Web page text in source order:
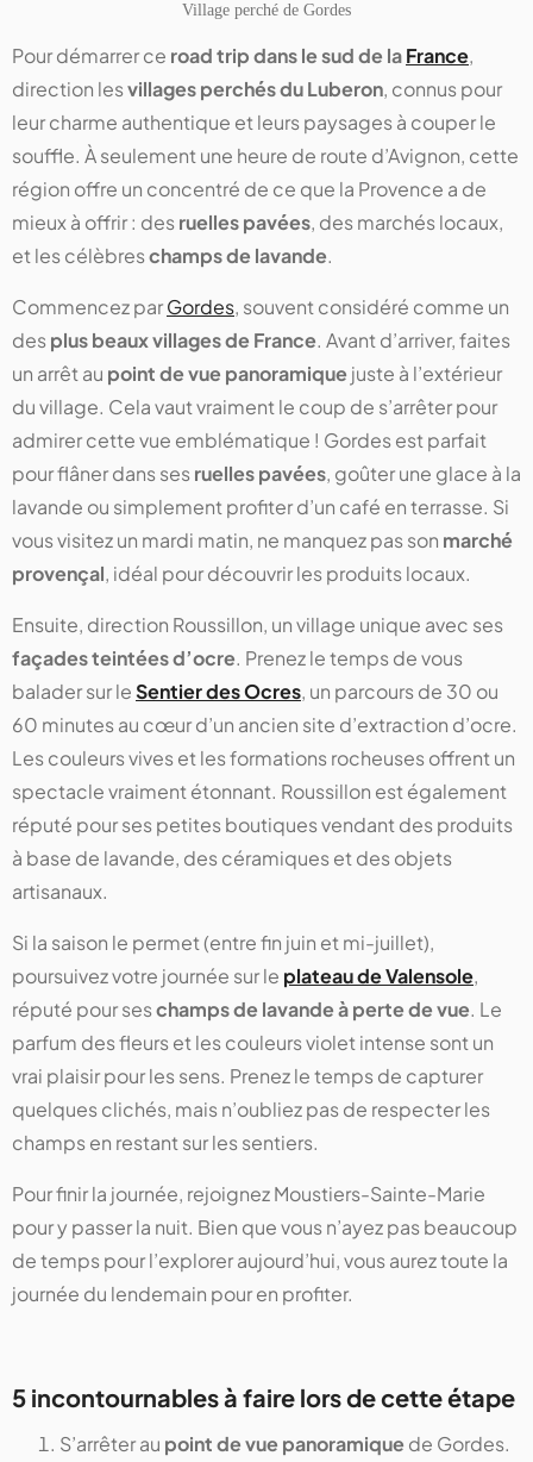
Village perché de Gordes
Pour démarrer ce road trip dans le sud de laFrance,
direction lesvillages perchés du Luberon, connus pour
leur charme authentique et leurs paysages à couper le
souffle. À seulement une heure de route d’Avignon, cette
région offre un concentré de ce que la Provence a de
mieux à offrir : desruelles pavées, des marchés locaux,
et les célèbreschamps de lavande.
Commencez parGordes, souvent considéré comme un
desplus beaux villages de France. Avant d’arriver, faites
un arrêt au point de vue panoramiquejuste à l’extérieur
du village. Cela vaut vraiment le coup de s’arrêter pour
admirer cette vue emblématique ! Gordes est parfait
pour flâner dans sesruelles pavées, goûter une glace à la
lavande ou simplement profiter d’un café en terrasse. Si
vous visitez un mardi matin, ne manquez pas son marché
provençal, idéal pour découvrir les produits locaux.
Ensuite, direction Roussillon, un village unique avec ses
façades teintées d’ocre. Prenez le temps de vous
balader sur leSentier des Ocres, un parcours de 30 ou
60 minutes au cœur d’un ancien site d’extraction d’ocre.
Les couleurs vives et les formations rocheuses offrent un
spectacle vraiment étonnant. Roussillon est également
réputé pour ses petites boutiques vendant des produits
à base de lavande, des céramiques et des objets
artisanaux.
Si la saison le permet (entre fin juin et mi-juillet),
poursuivez votre journée sur le plateau de Valensole,
réputé pour seschamps de lavande à perte de vue. Le
parfum des fleurs et les couleurs violet intense sont un
vrai plaisir pour les sens. Prenez le temps de capturer
quelques clichés, mais n’oubliez pas de respecter les
champs en restant sur les sentiers.
Pour finir la journée, rejoignez Moustiers-Sainte-Marie
pour y passer la nuit. Bien que vous n’ayez pas beaucoup
de temps pour l’explorer aujourd’hui, vous aurez toute la
journée du lendemain pour en profiter.
5 incontournables à faire lors de cette étape
S’arrêter au point de vue panoramiquede Gordes.